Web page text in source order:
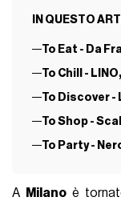
IN QUESTO
To Eat - Da
To Chill -
To Discover -
To Shop -
To Party -
A Milano è